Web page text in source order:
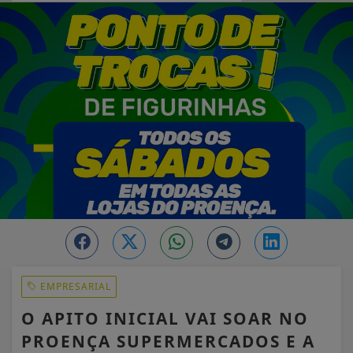
EM ALTA
EMPRESARIAL
O APITO INICIAL VAI SOAR NO
PROENÇA SUPERMERCADOS E A